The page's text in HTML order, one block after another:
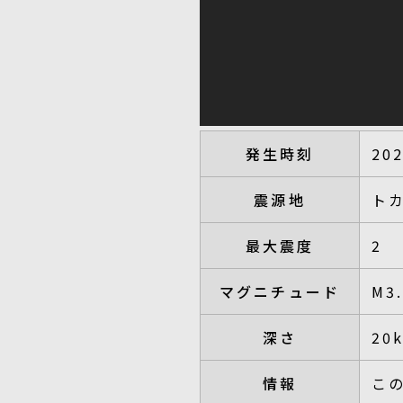
発生時刻
震源地 ト
最大震度 2
マグニチュード
深さ
情報 こ